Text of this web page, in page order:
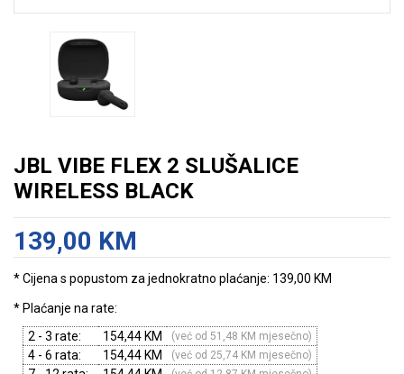
JBL VIBE FLEX 2 SLUŠALICE
WIRELESS BLACK
139,00 KM
* Cijena s popustom za jednokratno plaćanje: 139,00 KM
* Plaćanje na rate:
2 - 3 rate:
154,44 KM (već od 51,48 KM mjesečno)
4 - 6 rata: 154,44 KM (već od 25,74 KM mjesečno)